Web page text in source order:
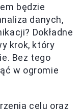
będzie
danych,
Dokładne
krok, który
Bez tego
w ogromie
celu oraz